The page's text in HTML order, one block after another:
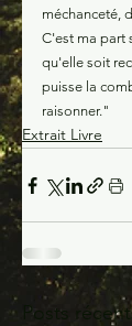
méchanceté,
C'est ma part
qu'elle soit
puisse la
raisonner."
Extrait Livre
Posts